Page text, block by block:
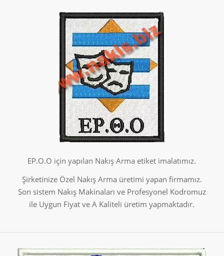
EP.O.O için yapılan Nakış Arma etiket imalatımız.
Şirketinize Özel Nakış Arma üretimi yapan firmamız.
Son sistem Nakış Makinaları ve Profesyonel Kodromuz
ile Uygun Fiyat ve A Kaliteli üretim yapmaktadır.